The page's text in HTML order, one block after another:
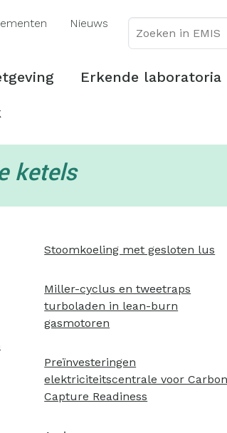
inhoud
Nieuws
Erkende laboratoria
ketels
Stoomkoeling met gesloten lus
Miller-cyclus en tweetraps
turboladen in lean-burn
gasmotoren
Preïnvesteringen
elektriciteitscentrale voor Carbon
Capture Readiness